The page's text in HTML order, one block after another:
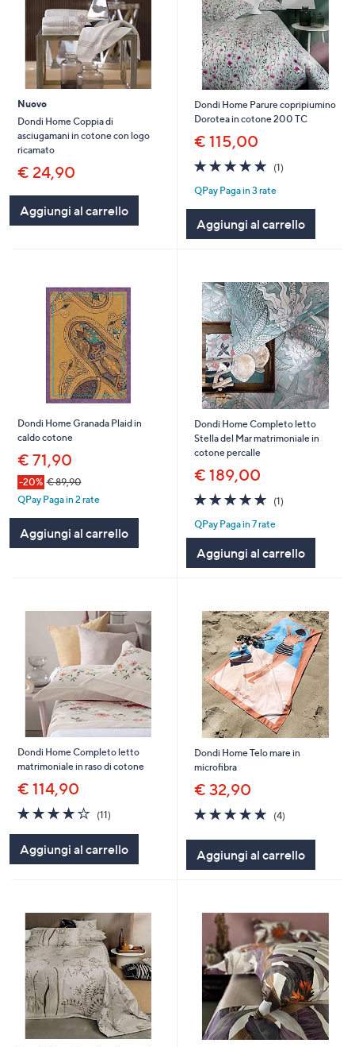
Nuovo
Dondi Home Coppia di
asciugamani in cotone con logo
ricamato
€ 24,90
Aggiungi al carrello
Dondi Home Parure copripiumino
Dorotea in cotone 200 TC
€ 115,00
5.0
of
5
(1)1
QPay Paga in 3 rate
Aggiungi al carrello
Dondi Home Granada Plaid in
caldo cotone
€ 71,90
-20% € 89,90
QPay Paga in 2 rate
Aggiungi al carrello
Dondi Home Completo letto
Stella del Mar matrimoniale in
cotone percalle
€ 189,00
5.0
of
5
Stars
(1)1
QPay Paga in 7 rate
Aggiungi al carrello
Dondi Home Completo letto
matrimoniale in raso di cotone
€ 114,90
3.8
of
Stars
(11)11
Aggiungi al carrello
Dondi Home Telo mare in
microfibra
€ 32,90
5.0
of
5
Stars
(4)4
Aggiungi al carrello